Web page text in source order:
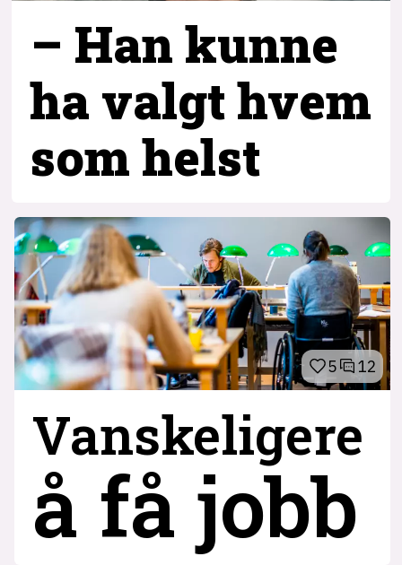
– Han kunne
ha valgt hvem
som helst
5 12
Vanskeligere
å få jobb